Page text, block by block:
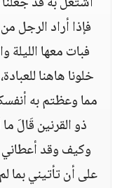
فإذا أراد الرجل
فبات معها الليلة
خلونا هاهنا
مما وعظتم به
ذو القرنين قَالَ
وكيف وقد أعطاني
على أن تأتيني بما